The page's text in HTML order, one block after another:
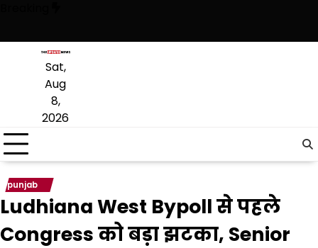
content
Sat,
Aug
8,
2026
punjab
Ludhiana West Bypoll से पहले
Congress को बड़ा झटका, Senior